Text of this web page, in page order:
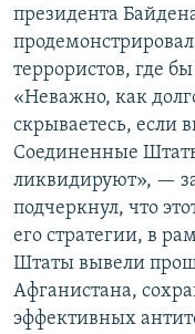
президента
террористов, где
«Неважно, как
скрываетесь, если
Соединенные
ликвидируют», —
подчеркнул, что
его стратегии, в
Штаты вывели
Афганистана,
эффективных